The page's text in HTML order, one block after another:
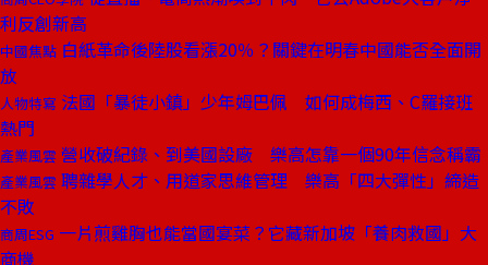
利反創新高
中國焦點 白紙革命後陸股看漲20％？關鍵在明春中國能否全面開
放
人物特寫 法國「暴徒小鎮」少年姆巴佩 如何成梅西、C羅接班
熱門
產業風雲 營收破紀錄、到美國設廠 樂高怎靠一個90年信念稱霸
產業風雲 聘雜學人才、用道家思維管理 樂高「四大彈性」締造
不敗
商周ESG 一片煎雞胸也能當國宴菜？它藏新加坡「養肉救國」大
商機